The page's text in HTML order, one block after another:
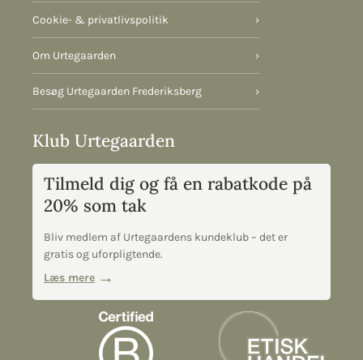
Cookie- & privatlivspolitik ›
Om Urtegaarden ›
Besøg Urtegaarden Frederiksberg ›
Klub Urtegaarden
Tilmeld dig og få en rabatkode på
20% som tak
Bliv medlem af Urtegaardens kundeklub – det er
gratis og uforpligtende.
Læs mere